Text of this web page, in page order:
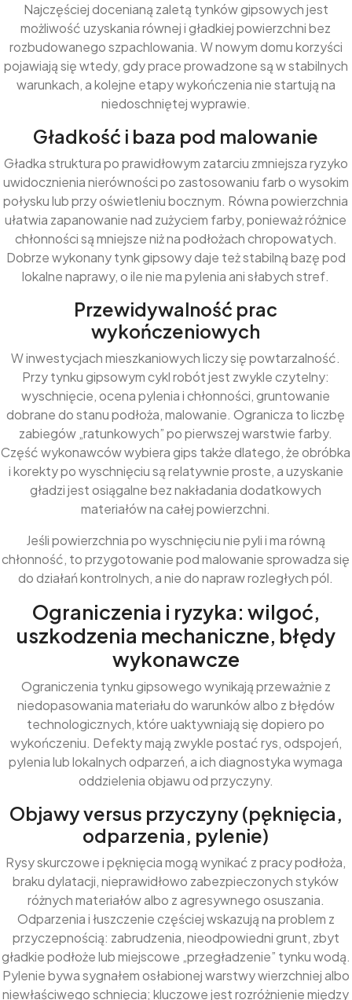
Najczęściej docenianą zaletą tynków gipsowych jest
możliwość uzyskania równej i gładkiej powierzchni bez
rozbudowanego szpachlowania. W nowym domu korzyści
pojawiają się wtedy, gdy prace prowadzone są w stabilnych
warunkach, a kolejne etapy wykończenia nie startują na
niedoschniętej wyprawie.
Gładkość i baza pod malowanie
Gładka struktura po prawidłowym zatarciu zmniejsza ryzyko
uwidocznienia nierówności po zastosowaniu farb o wysokim
połysku lub przy oświetleniu bocznym. Równa powierzchnia
ułatwia zapanowanie nad zużyciem farby, ponieważ różnice
chłonności są mniejsze niż na podłożach chropowatych.
Dobrze wykonany tynk gipsowy daje też stabilną bazę pod
lokalne naprawy, o ile nie ma pylenia ani słabych stref.
Przewidywalność prac
wykończeniowych
W inwestycjach mieszkaniowych liczy się powtarzalność.
Przy tynku gipsowym cykl robót jest zwykle czytelny:
wyschnięcie, ocena pylenia i chłonności, gruntowanie
dobrane do stanu podłoża, malowanie. Ogranicza to liczbę
zabiegów „ratunkowych” po pierwszej warstwie farby.
Część wykonawców wybiera gips także dlatego, że obróbka
i korekty po wyschnięciu są relatywnie proste, a uzyskanie
gładzi jest osiągalne bez nakładania dodatkowych
materiałów na całej powierzchni.
Jeśli powierzchnia po wyschnięciu nie pyli i ma równą
chłonność, to przygotowanie pod malowanie sprowadza się
do działań kontrolnych, a nie do napraw rozległych pól.
Ograniczenia i ryzyka: wilgoć,
uszkodzenia mechaniczne, błędy
wykonawcze
Ograniczenia tynku gipsowego wynikają przeważnie z
niedopasowania materiału do warunków albo z błędów
technologicznych, które uaktywniają się dopiero po
wykończeniu. Defekty mają zwykle postać rys, odspojeń,
pylenia lub lokalnych odparzeń, a ich diagnostyka wymaga
oddzielenia objawu od przyczyny.
Objawy versus przyczyny (pęknięcia,
odparzenia, pylenie)
Rysy skurczowe i pęknięcia mogą wynikać z pracy podłoża,
braku dylatacji, nieprawidłowo zabezpieczonych styków
różnych materiałów albo z agresywnego osuszania.
Odparzenia i łuszczenie częściej wskazują na problem z
przyczepnością: zabrudzenia, nieodpowiedni grunt, zbyt
gładkie podłoże lub miejscowe „przegładzenie” tynku wodą.
Pylenie bywa sygnałem osłabionej warstwy wierzchniej albo
niewłaściwego schnięcia; kluczowe jest rozróżnienie między